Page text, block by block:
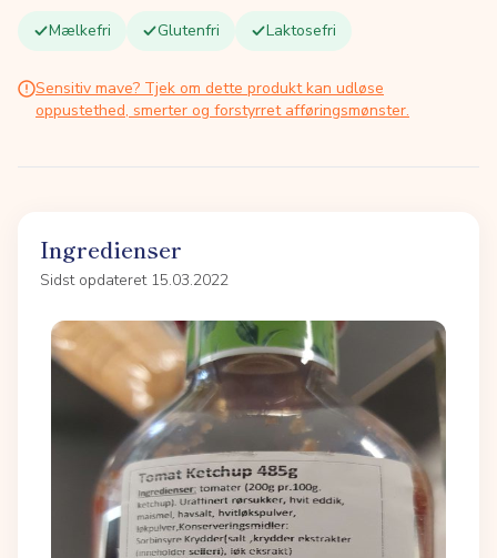
Mælkefri Glutenfri Laktosefri
Sensitiv mave? Tjek om dette produkt kan udløse
oppustethed, smerter og forstyrret afføringsmønster.
Ingredienser
Sidst opdateret 15.03.2022